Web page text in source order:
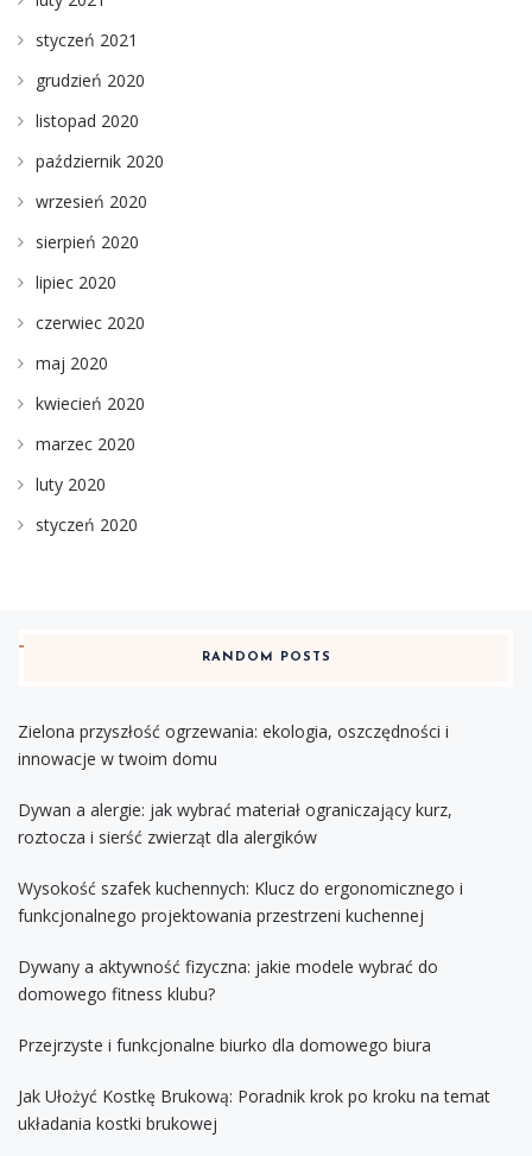
styczeń 2021
grudzień 2020
listopad 2020
październik 2020
wrzesień 2020
sierpień 2020
lipiec 2020
czerwiec 2020
maj 2020
kwiecień 2020
marzec 2020
luty 2020
styczeń 2020
RANDOM POSTS
Zielona przyszłość ogrzewania: ekologia, oszczędności i
innowacje w twoim domu
Dywan a alergie: jak wybrać materiał ograniczający kurz,
roztocza i sierść zwierząt dla alergików
Wysokość szafek kuchennych: Klucz do ergonomicznego i
funkcjonalnego projektowania przestrzeni kuchennej
Dywany a aktywność fizyczna: jakie modele wybrać do
domowego fitness klubu?
Przejrzyste i funkcjonalne biurko dla domowego biura
Jak Ułożyć Kostkę Brukową: Poradnik krok po kroku na temat
układania kostki brukowej